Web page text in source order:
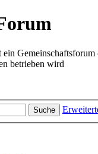
Gemeinschaftsforum
betrieben wird
Suche